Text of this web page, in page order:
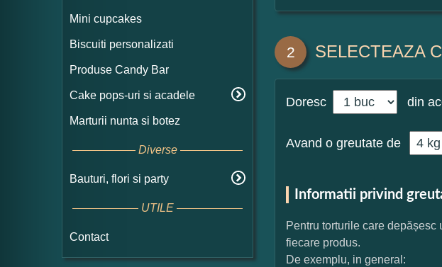
Mini cupcakes
Biscuiti personalizati
Produse Candy Bar
Cake pops-uri si acadele
Marturii nunta si botez
Diverse
Bauturi, flori si party
UTILE
Contact
2 SELECTEAZA
Doresc din
Avand o greutate de
Informatii privind
Pentru torturile care
fiecare produs.
De exemplu, in general: